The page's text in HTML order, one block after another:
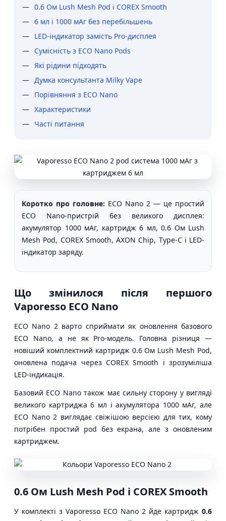
0.6 Ом Lush Mesh Pod і COREX Smooth
6 мл і 1000 мАг без перебільшень
LED-індикатор замість Pro-дисплея
Сумісність з ECO Nano Pods
Які рідини підходять
Думка консультанта Milky Vape
Порівняння з ECO Nano
Характеристики
Часті питання
Коротко про головне: ECO Nano 2 — це простий
ECO Nano-пристрій без великого дисплея:
акумулятор 1000 мАг, картридж 6 мл, 0.6 Ом Lush
Mesh Pod, COREX Smooth, AXON Chip, Type-C і LED-
індикатор заряду.
Що змінилося після першого
Vaporesso ECO Nano
ECO Nano 2 варто сприймати як оновлення базового
ECO Nano, а не як Pro-модель. Головна різниця —
новіший комплектний картридж 0.6 Ом Lush Mesh Pod,
оновлена подача через COREX Smooth і зрозуміліша
LED-індикація.
Базовий ECO Nano також має сильну сторону у вигляді
великого картриджа 6 мл і акумулятора 1000 мАг, але
ECO Nano 2 виглядає свіжішою версією для тих, кому
потрібен простий pod без екрана, але з оновленим
картриджем.
0.6 Ом Lush Mesh Pod і COREX Smooth
У комплекті з Vaporesso ECO Nano 2 йде картридж 0.6